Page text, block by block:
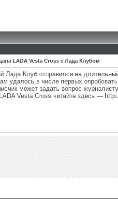
LADA Vesta Cross с Лада Клубом
Лада Клуб отправился на
удалось в числе первых
может задать вопрос
Vesta Cross читайте здесь —